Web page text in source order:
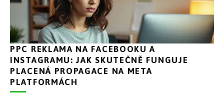
PPC REKLAMA NA FACEBOOKU A
INSTAGRAMU: JAK SKUTEČNĚ FUNGUJE
PLACENÁ PROPAGACE NA META
PLATFORMÁCH